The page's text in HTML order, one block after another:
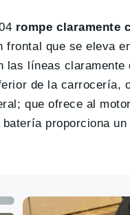
rompe claramente
que se eleva
líneas
de la
que ofrece al
proporciona